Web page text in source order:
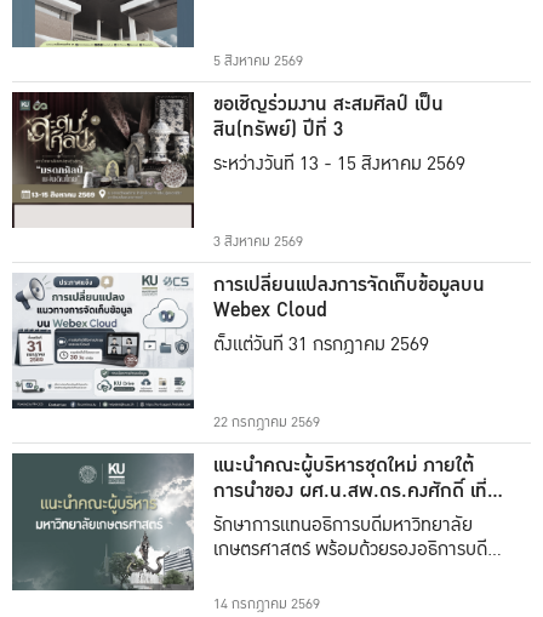
5 สิงหาคม 2569
ขอเชิญร่วมงาน สะสมศิลป์ เป็น
สิน(ทรัพย์) ปีที่ 3
ระหว่างวันที่ 13 - 15 สิงหาคม 2569
3 สิงหาคม 2569
การเปลี่ยนแปลงการจัดเก็บข้อมูลบน
Webex Cloud
ตั้งแต่วันที่ 31 กรกฎาคม 2569
22 กรกฎาคม 2569
แนะนำคณะผู้บริหารชุดใหม่ ภายใต้
การนำของ ผศ.น.สพ.ดร.คงศักดิ์ เที่ยง
ธรรม
รักษาการแทนอธิการบดีมหาวิทยาลัย
เกษตรศาสตร์ พร้อมด้วยรองอธิการบดีทั้ง
14 กรกฎาคม 2569